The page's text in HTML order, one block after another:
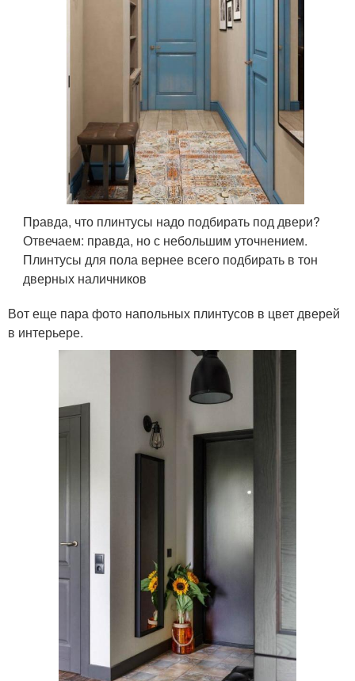
Правда, что плинтусы надо подбирать под двери?
Отвечаем: правда, но с небольшим уточнением.
Плинтусы для пола вернее всего подбирать в тон
дверных наличников
Вот еще пара фото напольных плинтусов в цвет дверей
в интерьере.